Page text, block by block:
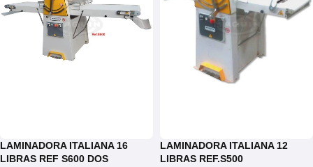
LAMINADORA ITALIANA 16
LIBRAS REF S600 DOS
LAMINADORA ITALIANA 12
LIBRAS REF.S500